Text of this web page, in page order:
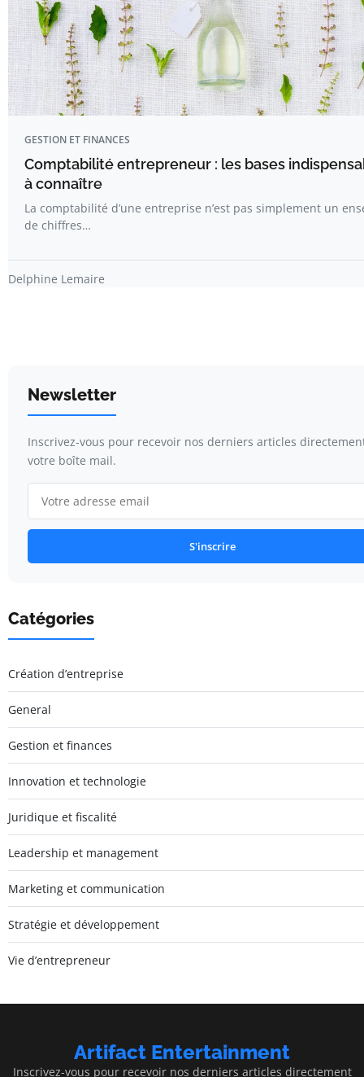
GESTION ET FINANCES
Comptabilité entrepreneur : les bases
à connaître
La comptabilité d’une entreprise n’est pas simplement un
de chiffres…
Delphine Lemaire
Newsletter
Inscrivez-vous pour recevoir nos derniers articles
votre boîte mail.
S'inscrire
Catégories
Création d’entreprise
General
Gestion et finances
Innovation et technologie
Juridique et fiscalité
Leadership et management
Marketing et communication
Stratégie et développement
Vie d’entrepreneur
Artifact Entertainment
Inscrivez-vous pour recevoir nos derniers articles directement